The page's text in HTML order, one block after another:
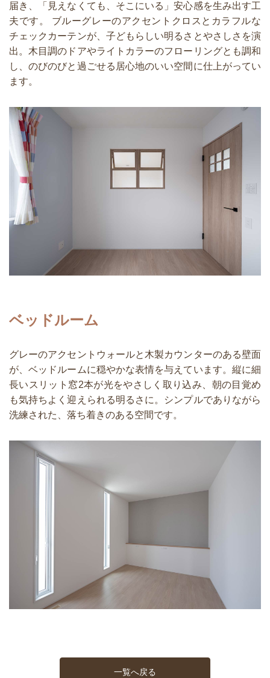
届き、「見えなくても、そこにいる」安心感を生み出す工
夫です。 ブルーグレーのアクセントクロスとカラフルな
チェックカーテンが、子どもらしい明るさとやさしさを演
出。木目調のドアやライトカラーのフローリングとも調和
し、のびのびと過ごせる居心地のいい空間に仕上がってい
ます。
ベッドルーム
グレーのアクセントウォールと木製カウンターのある壁面
が、ベッドルームに穏やかな表情を与えています。縦に細
長いスリット窓2本が光をやさしく取り込み、朝の目覚め
も気持ちよく迎えられる明るさに。シンプルでありながら
洗練された、落ち着きのある空間です。
一覧へ戻る